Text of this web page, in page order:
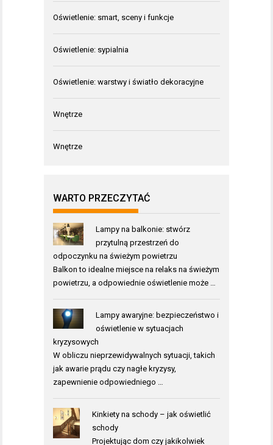
Oświetlenie: smart, sceny i funkcje
Oświetlenie: sypialnia
Oświetlenie: warstwy i światło dekoracyjne
Wnętrze
Wnętrze
WARTO PRZECZYTAĆ
Lampy na balkonie: stwórz
przytulną przestrzeń do
odpoczynku na świeżym powietrzu
Balkon to idealne miejsce na relaks na świeżym
powietrzu, a odpowiednie oświetlenie może …
Lampy awaryjne: bezpieczeństwo i
oświetlenie w sytuacjach
kryzysowych
W obliczu nieprzewidywalnych sytuacji, takich
jak awarie prądu czy nagłe kryzysy,
zapewnienie odpowiedniego …
Kinkiety na schody – jak oświetlić
schody
Projektując dom czy jakikolwiek